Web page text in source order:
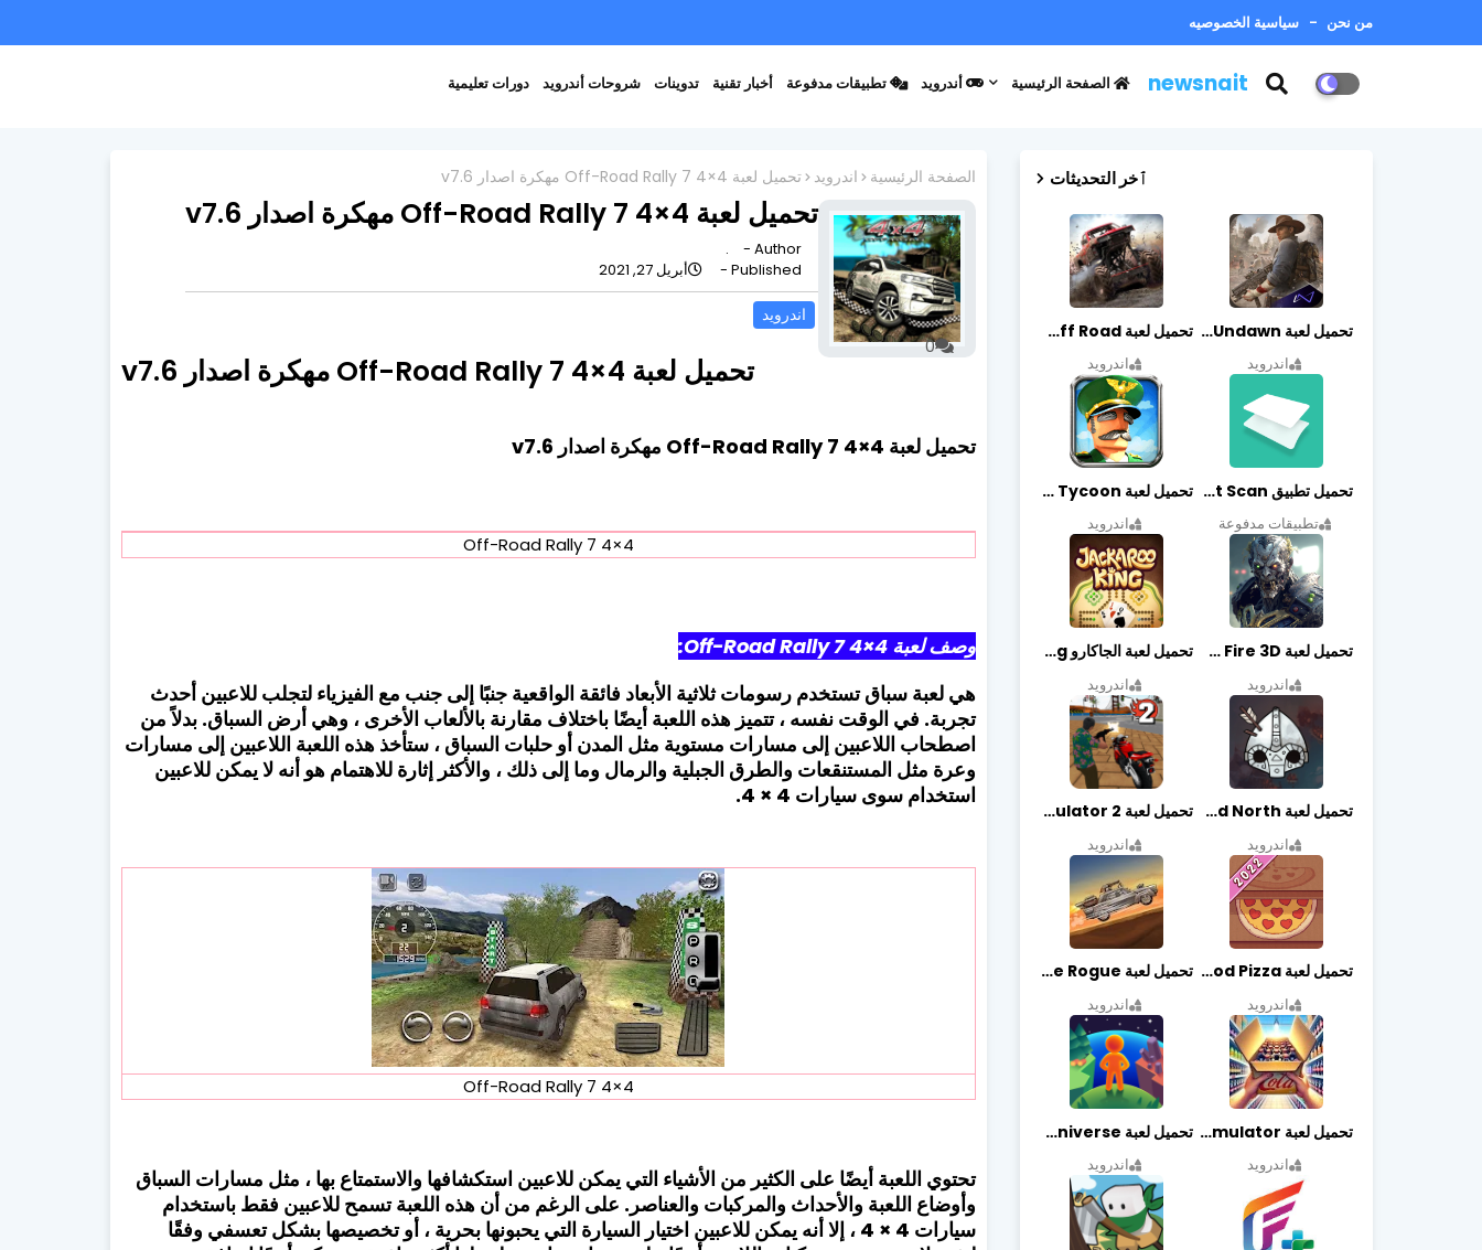
من نحن سياسية الخصوصيه
newsnait دورات تعليمية شروحات أندرويد تدوينات أخبار تقنية تطبيقات مدفوعة أندرويد الصفحة الرئيسية
الصفحة الرئيسية اندرويد تحميل لعبة 4×4 Off-Road Rally 7 مهكرة اصدار v7.6
تحميل لعبة 4×4 Off-Road Rally 7 مهكرة اصدار v7.6
Author -
.
Published -
أبريل 27, 2021
اندرويد
0
تحميل لعبة 4×4 Off-Road Rally 7 مهكرة اصدار v7.6
تحميل لعبة 4×4 Off-Road Rally 7 مهكرة اصدار v7.6
4×4 Off-Road Rally 7
وصف لعبة 4×4 Off-Road Rally 7:
هي لعبة سباق تستخدم رسومات ثلاثية الأبعاد فائقة الواقعية جنبًا إلى جنب مع الفيزياء لتجلب للاعبين أحدث
تجربة. في الوقت نفسه ، تتميز هذه اللعبة أيضًا باختلاف مقارنة بالألعاب الأخرى ، وهي أرض السباق. بدلاً من
اصطحاب اللاعبين إلى مسارات مستوية مثل المدن أو حلبات السباق ، ستأخذ هذه اللعبة اللاعبين إلى مسارات
وعرة مثل المستنقعات والطرق الجبلية والرمال وما إلى ذلك ، والأكثر إثارة للاهتمام هو أنه لا يمكن للاعبين
استخدام سوى سيارات 4 × 4.
4×4 Off-Road Rally 7
تحتوي اللعبة أيضًا على الكثير من الأشياء التي يمكن للاعبين استكشافها والاستمتاع بها ، مثل مسارات السباق
وأوضاع اللعبة والأحداث والمركبات والعناصر. على الرغم من أن هذه اللعبة تسمح للاعبين فقط باستخدام
سيارات 4 × 4 ، إلا أنه يمكن للاعبين اختيار السيارة التي يحبونها بحرية ، أو تخصيصها بشكل تعسفي وفقًا
ٱخر التحديثات
تحميل لعبة Undawn مهكرة للأندرويد أخر إصدار | تحميل مباشر + موارد غير محدودة
اندرويد
تحميل لعبة Trucks Off Road مهكرة اخر اصدار
اندرويد
تحميل تطبيق vFlat Scan مهكر آخر إصدار
تطبيقات مدفوعة
تحميل لعبة Idle Military SCH Tycoon مهكرة آخر إصدار
اندرويد
تحميل لعبة Zombie Fire 3D مهكرة آخر إصدار
اندرويد
تحميل لعبة الجاكارو jackaroo king آخر إصدار
اندرويد
تحميل لعبة Bad North مهكرة آخر إصدار
اندرويد
تحميل لعبة Vegas crime simulator 2 مهكرة اخر اصدار
اندرويد
تحميل لعبة Good Pizza مهكرة اخر اصدار
اندرويد
تحميل لعبة Earn to Die Rogue مهكرة اخر اصدار
اندرويد
تحميل لعبة Retail Store Simulator مهكرة اخر اصدار
اندرويد
تحميل لعبة My Little Universe مهكرة أخر إصدار
اندرويد